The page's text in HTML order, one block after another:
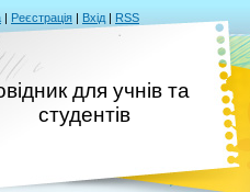
| Реєстрація | Вхід | RSS
для учнів та
студентів